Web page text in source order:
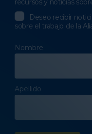
recursos y noticias
Deseo recibir
sobre el trabajo de la
Nombre
Apellido